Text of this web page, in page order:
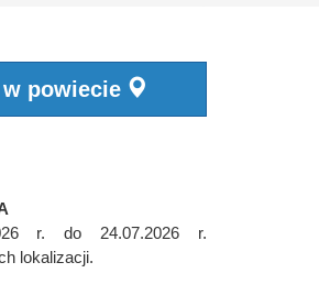
powiecie
r. do 24.07.2026 r.
lokalizacji.